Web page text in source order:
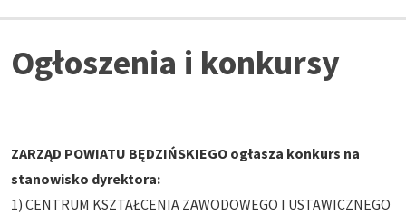
Ogłoszenia i konkursy
ZARZĄD POWIATU BĘDZIŃSKIEGO ogłasza konkurs na
stanowisko dyrektora:
1) CENTRUM KSZTAŁCENIA ZAWODOWEGO I USTAWICZNEGO